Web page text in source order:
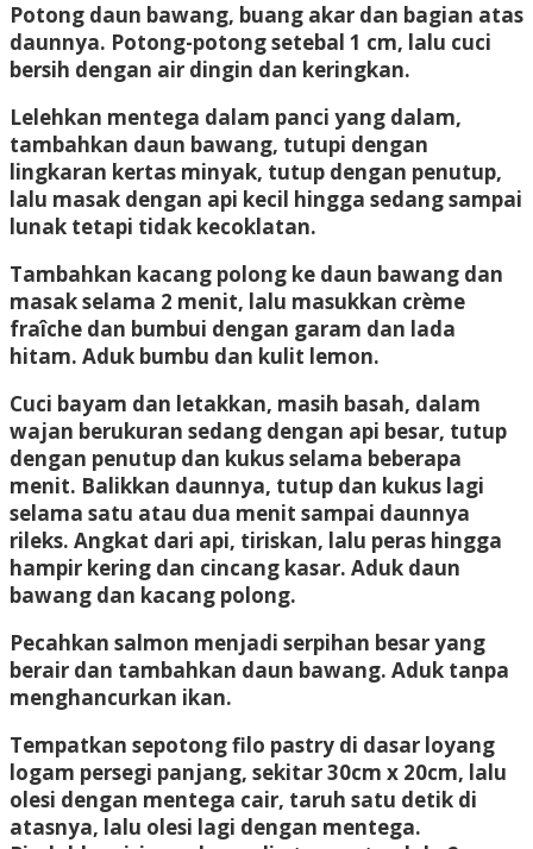
Potong daun bawang, buang akar dan bagian atas
daunnya. Potong-potong setebal 1 cm, lalu cuci
bersih dengan air dingin dan keringkan.
Lelehkan mentega dalam panci yang dalam,
tambahkan daun bawang, tutupi dengan
lingkaran kertas minyak, tutup dengan penutup,
lalu masak dengan api kecil hingga sedang sampai
lunak tetapi tidak kecoklatan.
Tambahkan kacang polong ke daun bawang dan
masak selama 2 menit, lalu masukkan crème
fraîche dan bumbui dengan garam dan lada
hitam. Aduk bumbu dan kulit lemon.
Cuci bayam dan letakkan, masih basah, dalam
wajan berukuran sedang dengan api besar, tutup
dengan penutup dan kukus selama beberapa
menit. Balikkan daunnya, tutup dan kukus lagi
selama satu atau dua menit sampai daunnya
rileks. Angkat dari api, tiriskan, lalu peras hingga
hampir kering dan cincang kasar. Aduk daun
bawang dan kacang polong.
Pecahkan salmon menjadi serpihan besar yang
berair dan tambahkan daun bawang. Aduk tanpa
menghancurkan ikan.
Tempatkan sepotong filo pastry di dasar loyang
logam persegi panjang, sekitar 30cm x 20cm, lalu
olesi dengan mentega cair, taruh satu detik di
atasnya, lalu olesi lagi dengan mentega.